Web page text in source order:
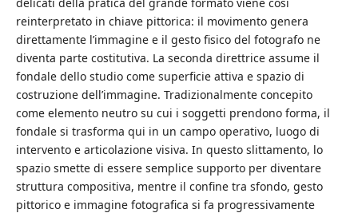
reinterpretato in chiave pittorica: il movimento genera
direttamente l’immagine e il gesto fisico del fotografo ne
diventa parte costitutiva. La seconda direttrice assume il
fondale dello studio come superficie attiva e spazio di
costruzione dell’immagine. Tradizionalmente concepito
come elemento neutro su cui i soggetti prendono forma, il
fondale si trasforma qui in un campo operativo, luogo di
intervento e articolazione visiva. In questo slittamento, lo
spazio smette di essere semplice supporto per diventare
struttura compositiva, mentre il confine tra sfondo, gesto
pittorico e immagine fotografica si fa progressivamente